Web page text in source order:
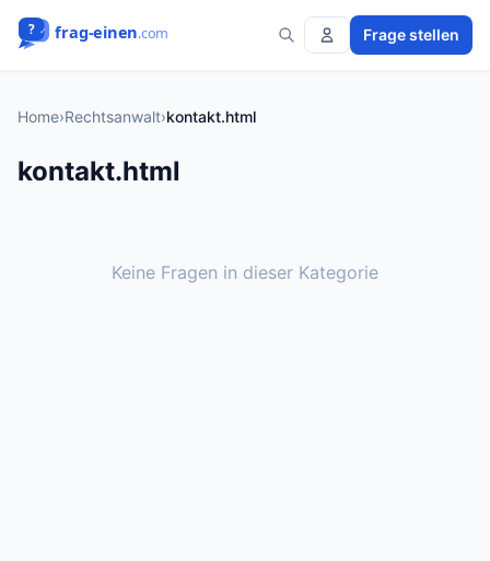
Frage stellen
Home›Rechtsanwalt›kontakt.html
kontakt.html
Keine Fragen in dieser Kategorie